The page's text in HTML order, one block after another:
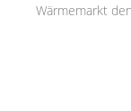
Wärmemarkt